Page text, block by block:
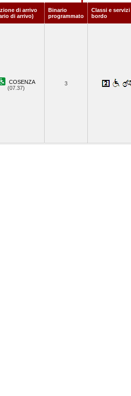
di arrivo
di arrivo)
Binario
programmato
Classi e servizi
bordo
COSENZA
(07.37)
3